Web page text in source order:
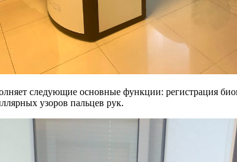
следующие основные функции: регистрация
узоров пальцев рук.